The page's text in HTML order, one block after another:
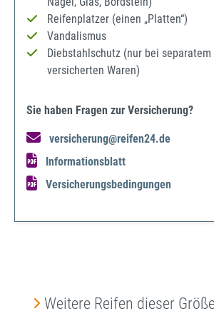
Reifenplatzer (einen „Platten“)
Vandalismus
Diebstahlschutz (nur bei
versicherten Waren)
Sie haben Fragen zur Versicherung?
versicherung@reifen24.de
Informationsblatt
Versicherungsbedingungen
Produktgalerie überspringen
Weitere Reifen dieser Größe